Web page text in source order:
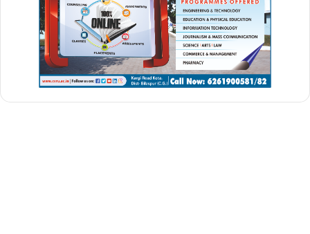
Accountability and transparency: Media plays a critical role
in holding governments, institutions, and individuals
accountable for human rights violations. Investigative
journalism uncovers abuses, corruption, and injustices,